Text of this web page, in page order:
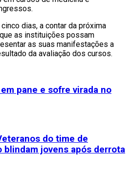
dias, a contar da próxima
as instituições possam
as suas manifestações a
da avaliação dos cursos.
pane e sofre virada no
do time de
jovens após derrota